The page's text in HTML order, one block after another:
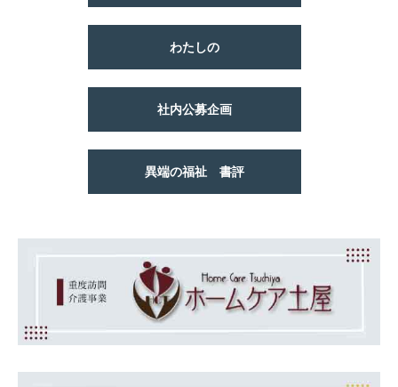
わたしの
社内公募企画
異端の福祉 書評